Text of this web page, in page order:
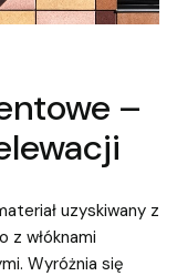
–
uzyskiwany z
z włóknami
Wyróżnia się